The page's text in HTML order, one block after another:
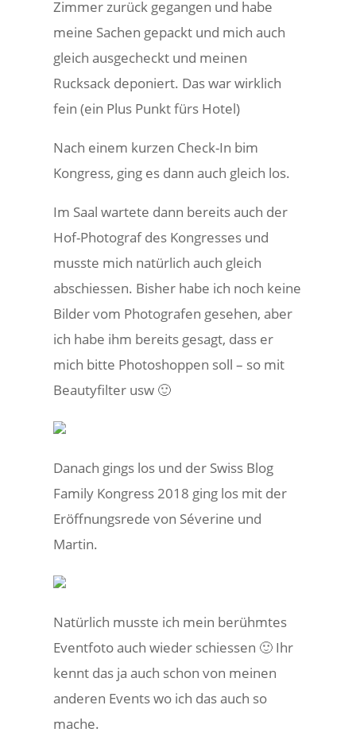
Zimmer zurück gegangen und habe
meine Sachen gepackt und mich auch
gleich ausgecheckt und meinen
Rucksack deponiert. Das war wirklich
fein (ein Plus Punkt fürs Hotel)
Nach einem kurzen Check-In bim
Kongress, ging es dann auch gleich los.
Im Saal wartete dann bereits auch der
Hof-Photograf des Kongresses und
musste mich natürlich auch gleich
abschiessen. Bisher habe ich noch keine
Bilder vom Photografen gesehen, aber
ich habe ihm bereits gesagt, dass er
mich bitte Photoshoppen soll – so mit
Beautyfilter usw 🙂
Danach gings los und der Swiss Blog
Family Kongress 2018 ging los mit der
Eröffnungsrede von Séverine und
Martin.
Natürlich musste ich mein berühmtes
Eventfoto auch wieder schiessen 🙂 Ihr
kennt das ja auch schon von meinen
anderen Events wo ich das auch so
mache.